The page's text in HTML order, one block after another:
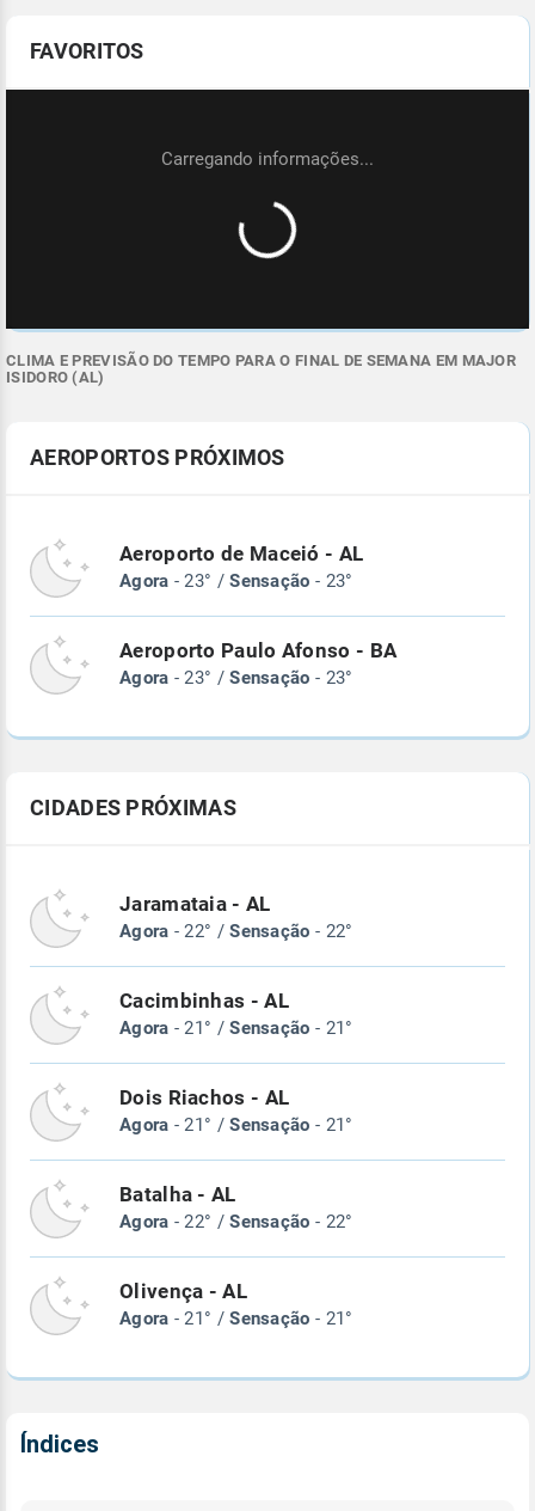
FAVORITOS
CLIMA E PREVISÃO DO TEMPO PARA O FINAL DE SEMANA EM MAJOR
ISIDORO (AL)
AEROPORTOS PRÓXIMOS
Aeroporto de Maceió - AL
Agora - 23° /Sensação - 23°
Aeroporto Paulo Afonso - BA
Agora - 23° /Sensação - 23°
CIDADES PRÓXIMAS
Jaramataia - AL
Agora - 22° /Sensação - 22°
Cacimbinhas - AL
Agora - 21° /Sensação - 21°
Dois Riachos - AL
Agora - 21° /Sensação - 21°
Batalha - AL
Agora - 22° /Sensação - 22°
Olivença - AL
Agora - 21° /Sensação - 21°
Índices